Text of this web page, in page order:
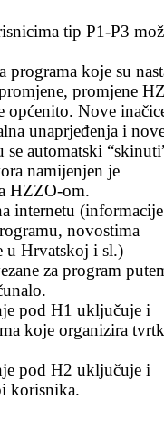
tip P1-P3
programa koje su
promjene
općenito. Nove
unaprjeđenja i
automatski
namijenjen je
HZZO-om.
internetu
novostima
u Hrvatskoj i sl.)
za program
pod H1 uključuje i
koje organizira
pod H2 uključuje i
korisnika.